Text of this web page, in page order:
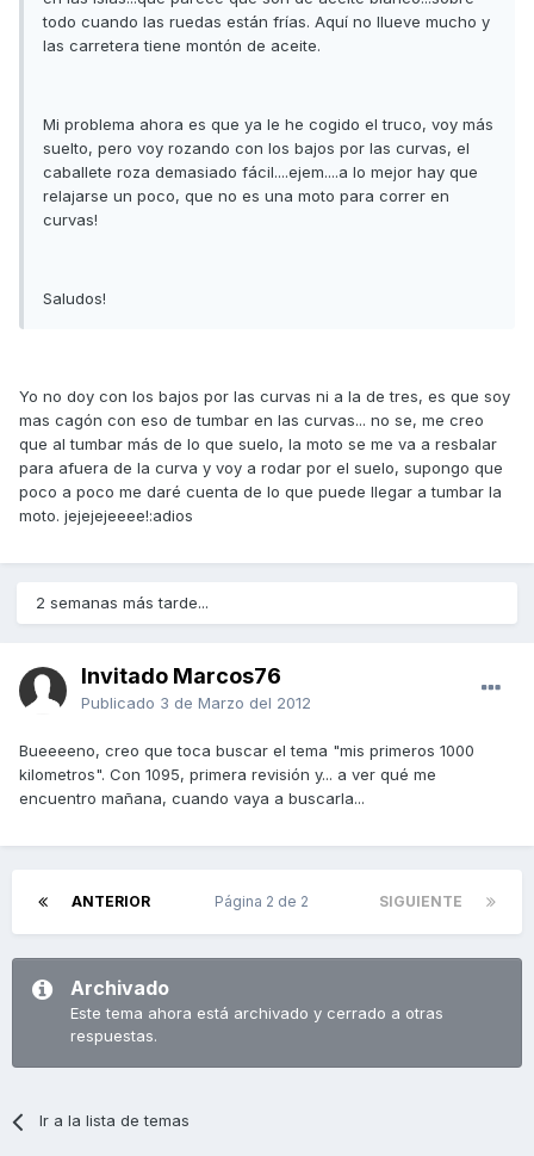
todo cuando las ruedas están frías. Aquí no llueve mucho y
las carretera tiene montón de aceite.
Mi problema ahora es que ya le he cogido el truco, voy más
suelto, pero voy rozando con los bajos por las curvas, el
caballete roza demasiado fácil....ejem....a lo mejor hay que
relajarse un poco, que no es una moto para correr en
curvas!
Saludos!
Yo no doy con los bajos por las curvas ni a la de tres, es que soy
mas cagón con eso de tumbar en las curvas... no se, me creo
que al tumbar más de lo que suelo, la moto se me va a resbalar
para afuera de la curva y voy a rodar por el suelo, supongo que
poco a poco me daré cuenta de lo que puede llegar a tumbar la
moto. jejejejeeee!:adios
2 semanas más tarde...
Invitado Marcos76
Publicado 3 de Marzo del 2012
Bueeeeno, creo que toca buscar el tema "mis primeros 1000
kilometros". Con 1095, primera revisión y... a ver qué me
encuentro mañana, cuando vaya a buscarla...
ANTERIOR SIGUIENTE
Página 2 de 2
Archivado
Este tema ahora está archivado y cerrado a otras
respuestas.
Ir a la lista de temas